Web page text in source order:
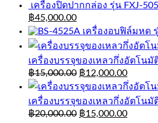
เครื่องปิดปากกล่อง รุ่น FXJ-
฿45,000.00
เครื่องอบฟิล์มหด
เครื่องบรรจุของเหลวกึ่งอัตโน
฿15,000.00 ฿12,000.00
เครื่องบรรจุของเหลวกึ่งอัตโน
฿20,000.00 ฿15,000.00